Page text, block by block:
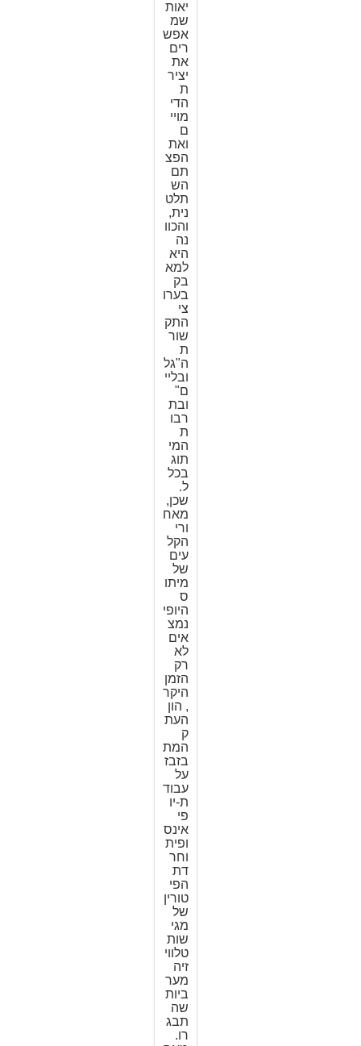
יאות
שמ
אפש
רים
את
יציר
ת
הדי
מויי
ם
ואת
הפצ
תם
הש
תלט
נית,
והכוו
נה
היא
למא
בק
בערו
צי
התק
שור
ת
ה"גל
ובליי
ם"
ובת
רבו
ת
המי
תוג
בכל
ל.
שכן,
מאח
ורי
הקל
עים
של
מיתו
ס
היופי
נמצ
אים
לא
רק
הזמן
היקר
, הון
העת
ק
המת
בזבז
על
עבוד
ת-יו
פי
אינס
ופית
וחר
דת
הפי
טורין
של
מגי
שות
טלווי
זיה
מער
ביות
שה
תבג
רו.